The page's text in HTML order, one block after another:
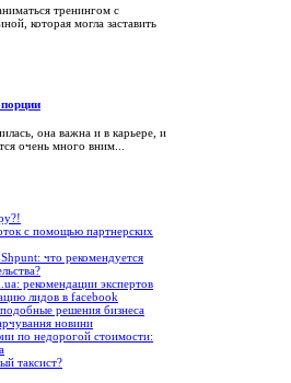
тренингом с
которая могла заставить
она важна и в карьере, и
очень много вним...
с помощью партнерских
что рекомендуется
рекомендации экспертов
лидов в facebook
решения бизнеса
новини
по недорогой стоимости:
таксист?